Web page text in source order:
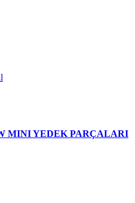
MINI YEDEK PARÇALARI